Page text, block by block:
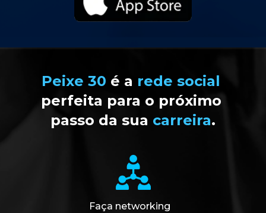
Peixe 30 é a rede social
perfeita para o próximo
passo da sua carreira.
Faça networking